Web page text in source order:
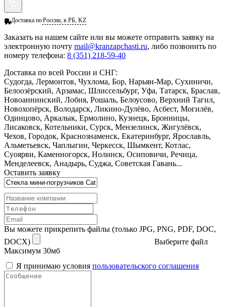
Доставка поРоссии, в РБ, KZ
Заказать на нашем сайте или вы можете отправить заявку на
электронную почту mail@kranzapchasti.ru, либо позвонить по
номеру телефона: 8 (351) 218-59-40
Доставка по всей России и СНГ:
Судогда, Лермонтов, Чухлома, Бор, Нарьян-Мар, Сухиничи,
Белоозёрский, Арзамас, Шлиссельбург, Уфа, Татарск, Браслав,
Новоаннинский, Лобня, Рошаль, Белоусово, Верхний Тагил,
Новохопёрск, Володарск, Ликино-Дулёво, Асбест, Могилёв,
Одинцово, Аркалык, Ермолино, Кузнецк, Бронницы,
Лисаковск, Котельники, Сурск, Мензелинск, Жигулёвск,
Чехов, Городок, Краснознаменск, Екатеринбург, Ярославль,
Альметьевск, Чаплыгин, Черкесск, Шымкент, Котлас,
Суоярви, Каменногорск, Нолинск, Осиповичи, Речица,
Менделеевск, Анадырь, Суджа, Советская Гавань...
Оставить заявку
Вы можете прикрепить файлы (только JPG, PNG, PDF, DOC,
DOCX)
Выберите файл
Максимум 30мб
Я принимаю условия пользовательского соглашения